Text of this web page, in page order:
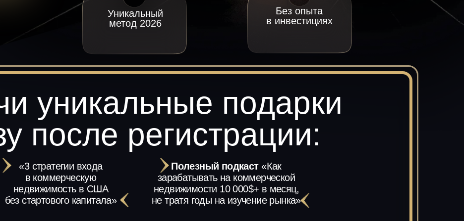
Без опыта
в инвестициях
Уникальный
метод 2026
уникальные подарки
после регистрации:
Полезный подкаст«Как
зарабатывать на коммерческой
недвижимости 10 000$+ в месяц,
не тратя годы на изучение рынка»
«3 стратегии входа
в коммерческую
недвижимость в США
без стартового капитала»